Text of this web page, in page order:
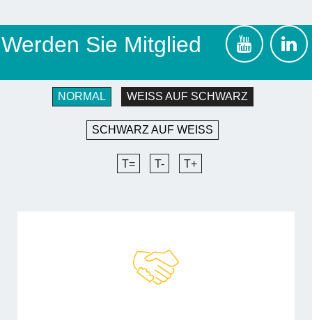
Werden Sie Mitglied
NORMAL WEISS AUF SCHWARZ
SCHWARZ AUF WEISS
T= T- T+